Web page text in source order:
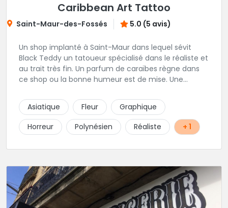
Caribbean Art Tattoo
Saint-Maur-des-Fossés 5.0 (5 avis)
Un shop implanté à Saint-Maur dans lequel sévit
Black Teddy un tatoueur spécialisé dans le réaliste et
au trait très fin. Un parfum de caraïbes règne dans
ce shop ou la bonne humeur est de mise. Une
Asiatique
Fleur
Graphique
Horreur
Polynésien Réaliste + 1